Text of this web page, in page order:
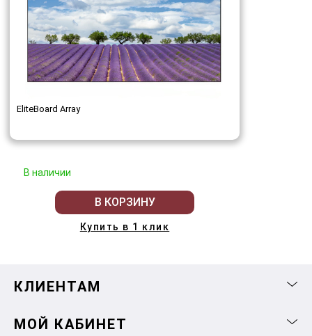
EliteBoard Array
В наличии
В КОРЗИНУ
Купить в 1 клик
КЛИЕНТАМ
МОЙ КАБИНЕТ